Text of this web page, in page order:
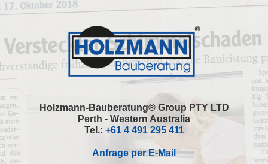
Skip
primary
navigation
Skip
main
content
Skip
primary
sidebar
Skip
footer
Holzmann-Bauberatung® Group PTY LTD
Perth - Western Australia
Tel.: +61 4 491 295 411
Anfrage per E-Mail